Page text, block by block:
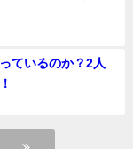
ているのか？2人